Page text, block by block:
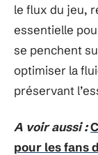
le flux du jeu,
essentielle
se penchent
optimiser la
préservant
A voir aussi :
pour les fans